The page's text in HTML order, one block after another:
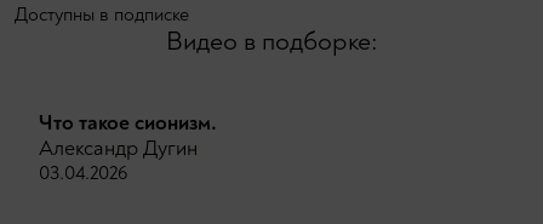
Доступны в подписке
Видео в подборке:
Что такое сионизм.
Александр Дугин
03.04.2026